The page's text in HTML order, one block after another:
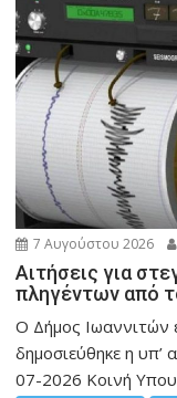
7 Αυγούστου 2026
Αιτήσεις για
πληγέντων από
Ο Δήμος Ιωαννιτών
δημοσιεύθηκε η
07-2026 Κοινή